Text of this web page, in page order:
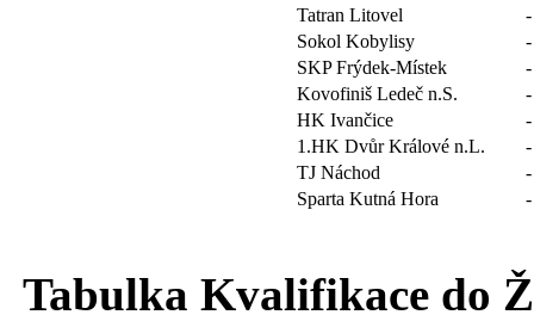
Tatran Litovel
Sokol Kobylisy
SKP Frýdek-Místek
Kovofiniš Ledeč n.S.
HK Ivančice
1.HK Dvůr Králové n.L.
TJ Náchod
Sparta Kutná Hora
Tabulka Kvalifikace do